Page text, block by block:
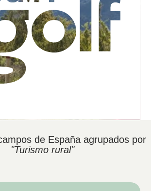
de España agrupados por
"Turismo rural"